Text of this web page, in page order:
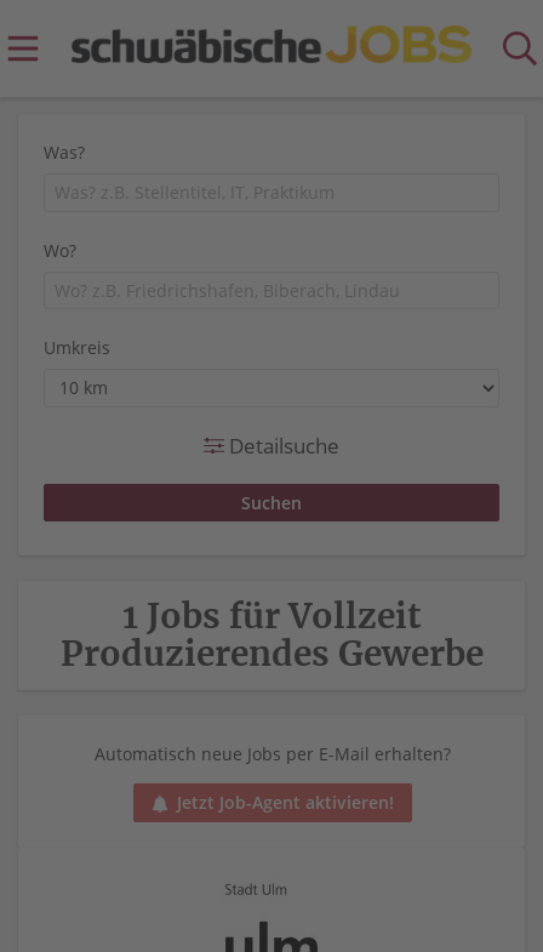
Was?
Wo?
Umkreis
Detailsuche
1 Jobs für Vollzeit
Produzierendes Gewerbe
Automatisch neue Jobs per E-Mail erhalten?
Jetzt Job-Agent aktivieren!